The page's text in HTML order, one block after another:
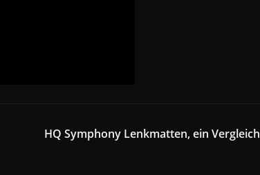
HQ Symphony Lenkmatten, ein Vergleich